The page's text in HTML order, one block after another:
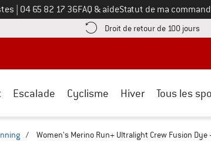
Appelez-nous au
04 65 82 17 36FAQ & aideStatut de ma
de paiement ici ! Ouvre une boîte d'information
Droit de retour de 100 jours
Escalade Cyclisme Hiver Tous les
/ Women's Merino Run+ Ultralight Crew Fusion